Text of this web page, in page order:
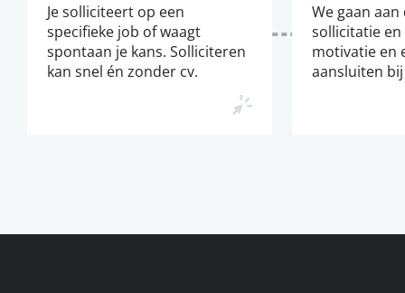
Je solliciteert op een
specifieke job of waagt
spontaan je kans. Solliciteren
kan snel én zonder cv.
We gaan
sollicitatie
motivatie en
aansluiten